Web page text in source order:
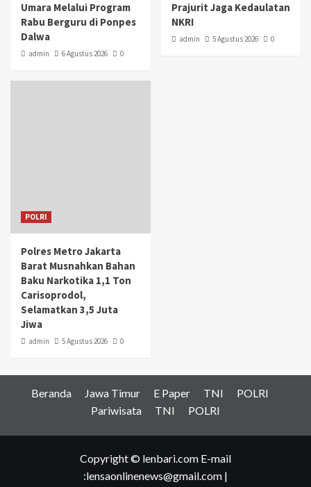
Umara Melalui Program
Rabu Berguru di Ponpes
Dalwa
admin 6 Agustus 2026 0
Prajurit Jaga Kedaulatan
NKRI
admin 5 Agustus 2026 0
POLRI
Polres Metro Jakarta
Barat Musnahkan Bahan
Baku Narkotika 1,1 Ton
Carisoprodol,
Selamatkan 3,5 Juta
Jiwa
admin 5 Agustus 2026 0
Beranda Jawa Timur E Paper TNI
POLRI
Pariwisata
TNI POLRI
Copyright © lenbari.com E-mail
:lensaonlinenews@gmail.com |